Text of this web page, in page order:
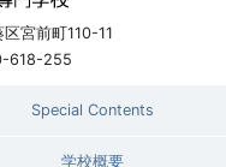
宮前町110-11
618-255
Special Contents
学校概要